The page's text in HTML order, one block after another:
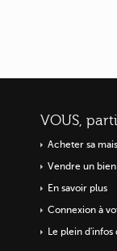
VOUS,
Acheter sa
Vendre un
En savoir plus
Connexion à
Le plein d'infos